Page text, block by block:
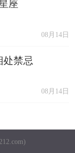
座
08月14日
处禁忌
08月14日